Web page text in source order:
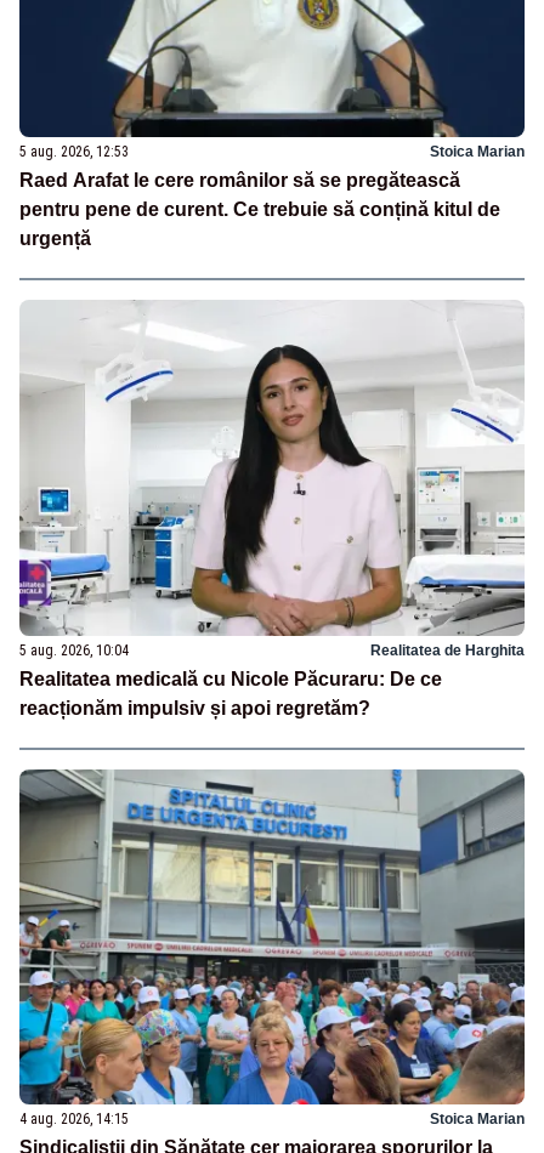
5 aug. 2026, 12:53 Stoica Marian
Raed Arafat le cere românilor să se pregătească
pentru pene de curent. Ce trebuie să conțină kitul de
urgență
5 aug. 2026, 10:04 Realitatea de Harghita
Realitatea medicală cu Nicole Păcuraru: De ce
reacționăm impulsiv și apoi regretăm?
4 aug. 2026, 14:15 Stoica Marian
Sindicaliștii din Sănătate cer majorarea sporurilor la